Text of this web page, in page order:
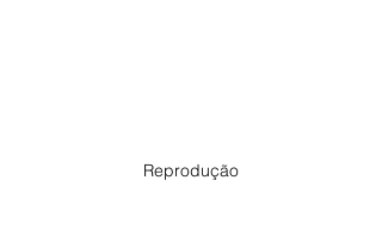
Reprodução